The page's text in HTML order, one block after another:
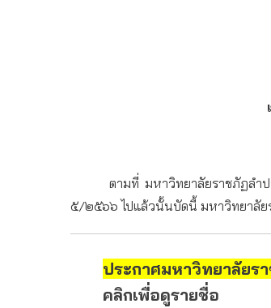
ตามที่ มหาวิทยาลัยราชภัฏลำปาง
๕/๒๕๖๖ ไปแล้วนั้นบัดนี้ มหาวิทยาลัย
ประกาศมหาวิทยาลัยร
คลิกเพื่อดูรายชื่อ